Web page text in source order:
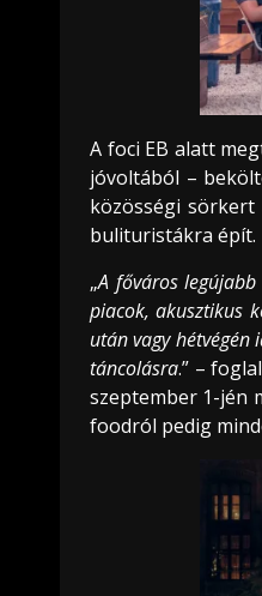
A foci EB alatt
jóvoltából –
közösségi
bulituristákra épít.
„A főváros
piacok, akusztikus
után vagy hétvégén
táncolásra.” –
szeptember 1-jén
foodról pedig